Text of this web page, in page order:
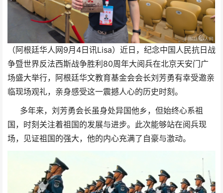
（阿根廷华人网9月4日讯Lisa）近日，纪念中国人民抗日战
争暨世界反法西斯战争胜利80周年大阅兵在北京天安门广
场盛大举行，阿根廷华文教育基金会会长刘芳勇有幸受邀亲
临现场观礼，亲身感受这一震撼人心的历史时刻。
多年来，刘芳勇会长虽身处异国他乡，但始终心系祖
国，时刻关注着祖国的发展与进步。此次能够站在阅兵现
场，见证祖国的强大，他的内心充满了自豪与激动。